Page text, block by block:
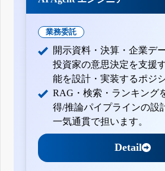
業務委託
開示資料・決算・企業デ
投資家の意思決定を支援
能を設計・実装するポジ
RAG・検索・ランキング
得/推論パイプラインの設
一気通貫で担います。
Detail